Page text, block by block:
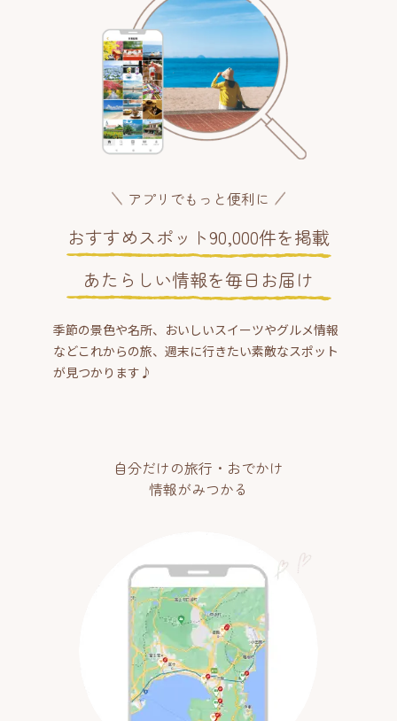
アプリでもっと便利に
おすすめスポット90,000件を掲載
あたらしい情報を毎日お届け
季節の景色や名所、おいしいスイーツやグルメ情報
などこれからの旅、週末に行きたい素敵なスポット
が見つかります♪
自分だけの旅行・おでかけ
情報がみつかる